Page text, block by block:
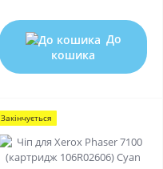
До
кошика
Закінчується